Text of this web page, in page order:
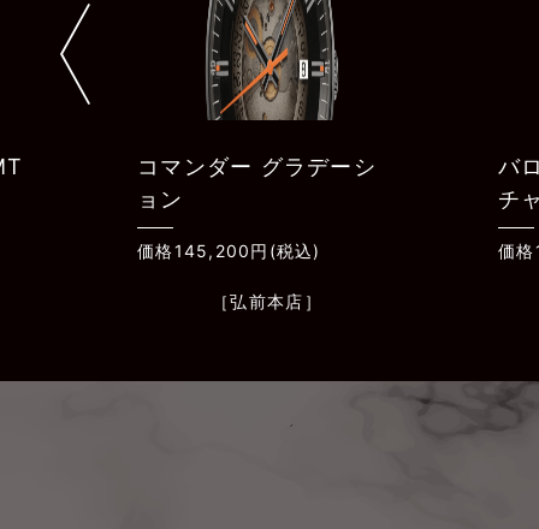
バロンチェッリ シグネ
チャー
価格126,500円(税込)
［弘前本店］
ベ